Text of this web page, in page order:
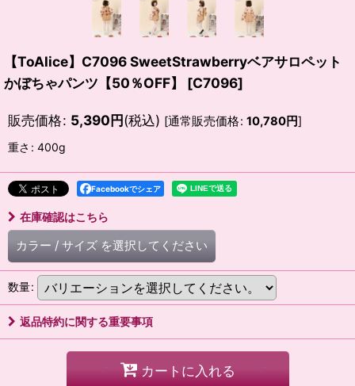
【ToAlice】C7096 SweetStrawberryベアサロペット
かぼちゃパンツ【50％OFF】
[C7096]
販売価格: 5,390円(税込) [通常販売価格: 10,780円]
重さ : 400g
Facebookでシェア
在庫確認はこちら
カラー / サイズ を選択してください
数量:
返品特約に関する重要事項
カートに入れる